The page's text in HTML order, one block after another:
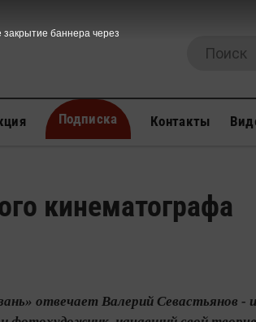
Подписка Контакты
кинематографа
отвечает Валерий Севастьянов -
закрытие баннера через